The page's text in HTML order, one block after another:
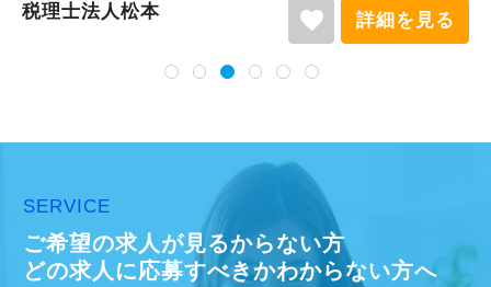
詳細を見る 税理士法人松本
SERVICE
ご希望の求人が見るからない方
どの求人に応募すべきかわからない方へ